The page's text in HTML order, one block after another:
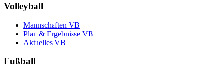
Volleyball
Mannschaften VB
Plan & Ergebnisse VB
Aktuelles VB
Fußball